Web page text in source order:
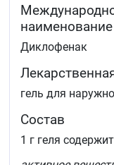
наименование
Диклофенак
гель для
Состав
1 г геля